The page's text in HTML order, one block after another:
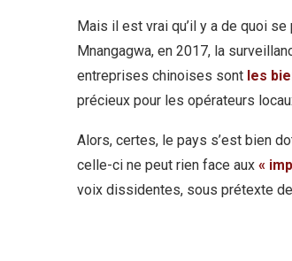
Mais il est vrai qu’il y a de quoi
Mnangagwa, en 2017, la
entreprises chinoises sont les
précieux pour les opérateurs
Alors, certes, le pays s’est bien
celle-ci ne peut rien face aux «
voix dissidentes, sous prétexte